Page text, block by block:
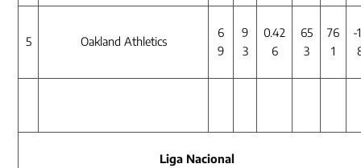
5 Oakland Athletics
6
9
9
3
0.42
6
65
3
76
1
-
Liga Nacional